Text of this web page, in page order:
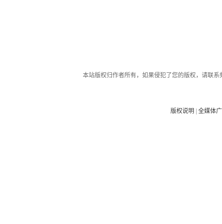
本站版权归作者所有，如果侵犯了您的版权，请联
版权说明 |全媒体